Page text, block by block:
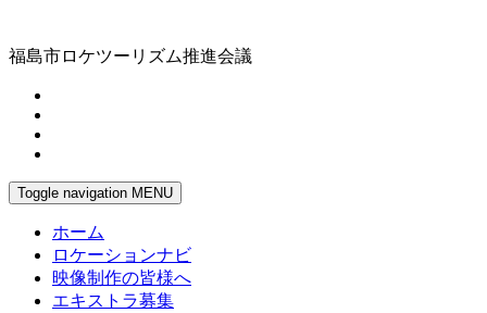
福島市ロケツーリズム推進会議
Toggle navigation MENU
ホーム
ロケーションナビ
映像制作の皆様へ
エキストラ募集